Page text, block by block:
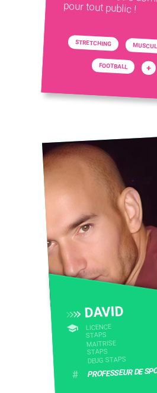
CONTACTEZ-
pour tout public !
STRETCHING
FOOTBALL +
DAVID
LICENCE
STAPS
MAITRISE
STAPS
DEUG STAPS
# PROFESSEUR DE